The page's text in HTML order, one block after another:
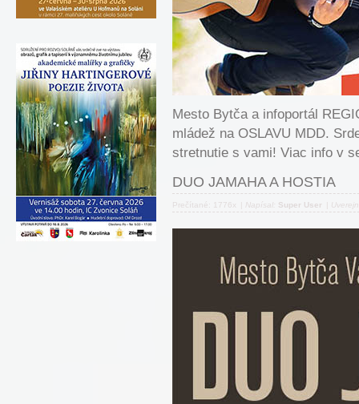
Mesto Bytča a infoportál
mládež na OSLAVU MDD.
stretnutie s vami! Viac info v
DUO JAMAHA A HOSTIA
Prečítané: 1776x Napísal: Super User